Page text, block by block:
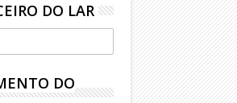
DO LAR
DO